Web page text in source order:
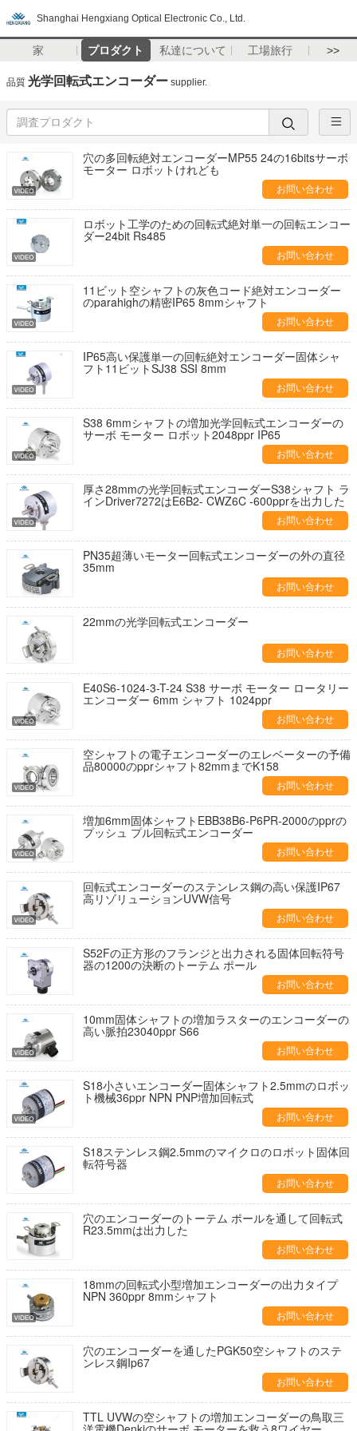
Shanghai Hengxiang Optical Electronic Co., Ltd.
家 プロダクト 私達について 工場旅行 >>
品質 光学回転式エンコーダー supplier.
穴の多回転絶対エンコーダーMP55 24の16bitsサーボ
モーター ロボットけれども
お問い合わせ
ロボット工学のための回転式絶対単一の回転エンコー
ダー24bit Rs485
お問い合わせ
11ビット空シャフトの灰色コード絶対エンコーダー
のparahighの精密IP65 8mmシャフト
お問い合わせ
IP65高い保護単一の回転絶対エンコーダー固体シャ
フト11ビットSJ38 SSI 8mm
お問い合わせ
S38 6mmシャフトの増加光学回転式エンコーダーの
サーボ モーター ロボット2048ppr IP65
お問い合わせ
厚さ28mmの光学回転式エンコーダーS38シャフト ラ
インDriver7272はE6B2- CWZ6C -600pprを出力した
お問い合わせ
PN35超薄いモーター回転式エンコーダーの外の直径
35mm
お問い合わせ
22mmの光学回転式エンコーダー
お問い合わせ
E40S6-1024-3-T-24 S38 サーボ モーター ロータリー
エンコーダー 6mm シャフト 1024ppr
お問い合わせ
空シャフトの電子エンコーダーのエレベーターの予備
品80000のpprシャフト82mmまでK158
お問い合わせ
増加6mm固体シャフトEBB38B6-P6PR-2000のpprの
プッシュ プル回転式エンコーダー
お問い合わせ
回転式エンコーダーのステンレス鋼の高い保護IP67
高リゾリューションUVW信号
お問い合わせ
S52Fの正方形のフランジと出力される固体回転符号
器の1200の決断のトーテム ポール
お問い合わせ
10mm固体シャフトの増加ラスターのエンコーダーの
高い脈拍23040ppr S66
お問い合わせ
S18小さいエンコーダー固体シャフト2.5mmのロボッ
ト機械36ppr NPN PNP増加回転式
お問い合わせ
S18ステンレス鋼2.5mmのマイクロのロボット固体回
転符号器
お問い合わせ
穴のエンコーダーのトーテム ポールを通して回転式
R23.5mmは出力した
お問い合わせ
18mmの回転式小型増加エンコーダーの出力タイプ
NPN 360ppr 8mmシャフト
お問い合わせ
穴のエンコーダーを通したPGK50空シャフトのステ
ンレス鋼Ip67
お問い合わせ
TTL UVWの空シャフトの増加エンコーダーの鳥取三